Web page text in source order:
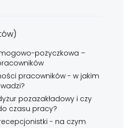
pożyczkowa –
pracowników - w jakim
pozazakładowy i czy
czasu pracy?
- na czym